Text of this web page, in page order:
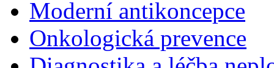
Moderní antikoncepce
Onkologická prevence